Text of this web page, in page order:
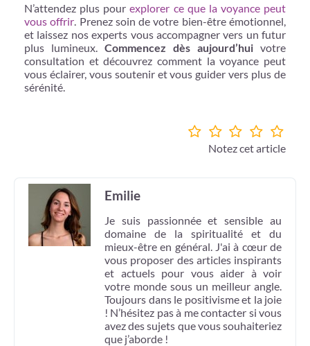
N’attendez plus pourexplorer ce que la voyance peut
vous offrir. Prenez soin de votre bien-être émotionnel,
et laissez nos experts vous accompagner vers un futur
plus lumineux. Commencez dès aujourd’hui votre
consultation et découvrez comment la voyance peut
vous éclairer, vous soutenir et vous guider vers plus de
sérénité.
Notez cet article
Emilie
Je suis passionnée et sensible au
domaine de la spiritualité et du
mieux-être en général. J'ai à cœur de
vous proposer des articles inspirants
et actuels pour vous aider à voir
votre monde sous un meilleur angle.
Toujours dans le positivisme et la joie
! N’hésitez pas à me contacter si vous
avez des sujets que vous souhaiteriez
que j’aborde !